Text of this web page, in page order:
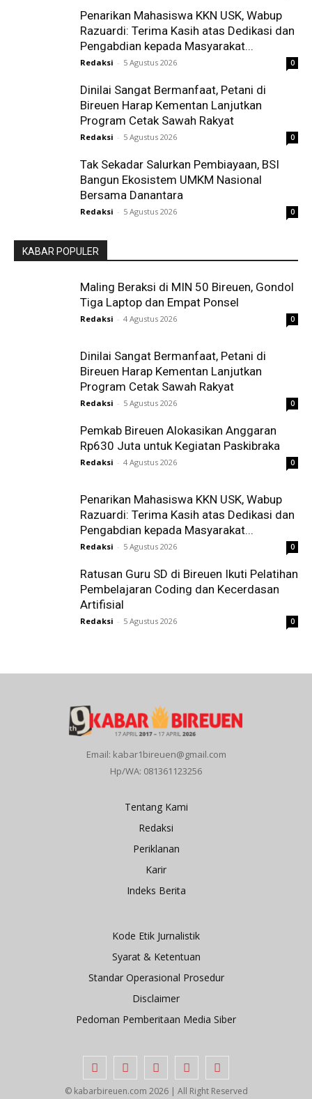
Penarikan Mahasiswa KKN USK, Wabup
Razuardi: Terima Kasih atas Dedikasi dan
Pengabdian kepada Masyarakat...
Redaksi - 5 Agustus 2026 0
Dinilai Sangat Bermanfaat, Petani di
Bireuen Harap Kementan Lanjutkan
Program Cetak Sawah Rakyat
Redaksi - 5 Agustus 2026 0
Tak Sekadar Salurkan Pembiayaan, BSI
Bangun Ekosistem UMKM Nasional
Bersama Danantara
Redaksi - 5 Agustus 2026 0
KABAR POPULER
Maling Beraksi di MIN 50 Bireuen, Gondol
Tiga Laptop dan Empat Ponsel
Redaksi - 4 Agustus 2026 0
Dinilai Sangat Bermanfaat, Petani di
Bireuen Harap Kementan Lanjutkan
Program Cetak Sawah Rakyat
Redaksi - 5 Agustus 2026 0
Pemkab Bireuen Alokasikan Anggaran
Rp630 Juta untuk Kegiatan Paskibraka
Redaksi - 4 Agustus 2026 0
Penarikan Mahasiswa KKN USK, Wabup
Razuardi: Terima Kasih atas Dedikasi dan
Pengabdian kepada Masyarakat...
Redaksi - 5 Agustus 2026 0
Ratusan Guru SD di Bireuen Ikuti Pelatihan
Pembelajaran Coding dan Kecerdasan
Artifisial
Redaksi - 5 Agustus 2026 0
Email: kabar1bireuen@gmail.com
Hp/WA: 081361123256
Tentang Kami
Redaksi
Periklanan
Karir
Indeks Berita
Kode Etik Jurnalistik
Syarat & Ketentuan
Standar Operasional Prosedur
Disclaimer
Pedoman Pemberitaan Media Siber
© kabarbireuen.com 2026 | All Right Reserved